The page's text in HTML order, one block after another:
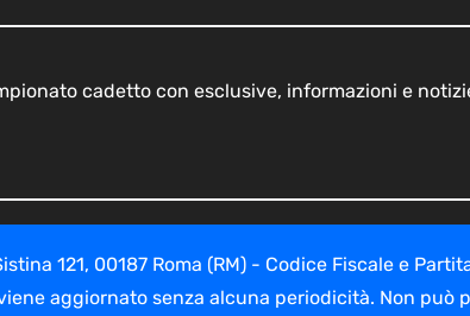
cadetto con esclusive, informazioni e
121, 00187 Roma (RM) - Codice Fiscale e
aggiornato senza alcuna periodicità. Non